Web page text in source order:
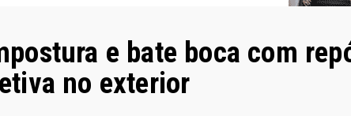
e bate boca com
no exterior